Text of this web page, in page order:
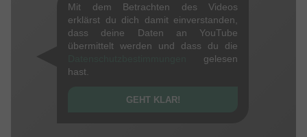
Mit dem Betrachten des Videos
erklärst du dich damit einverstanden,
dass deine Daten an YouTube
übermittelt werden und dass du die
gelesen
hast.
GEHT KLAR!